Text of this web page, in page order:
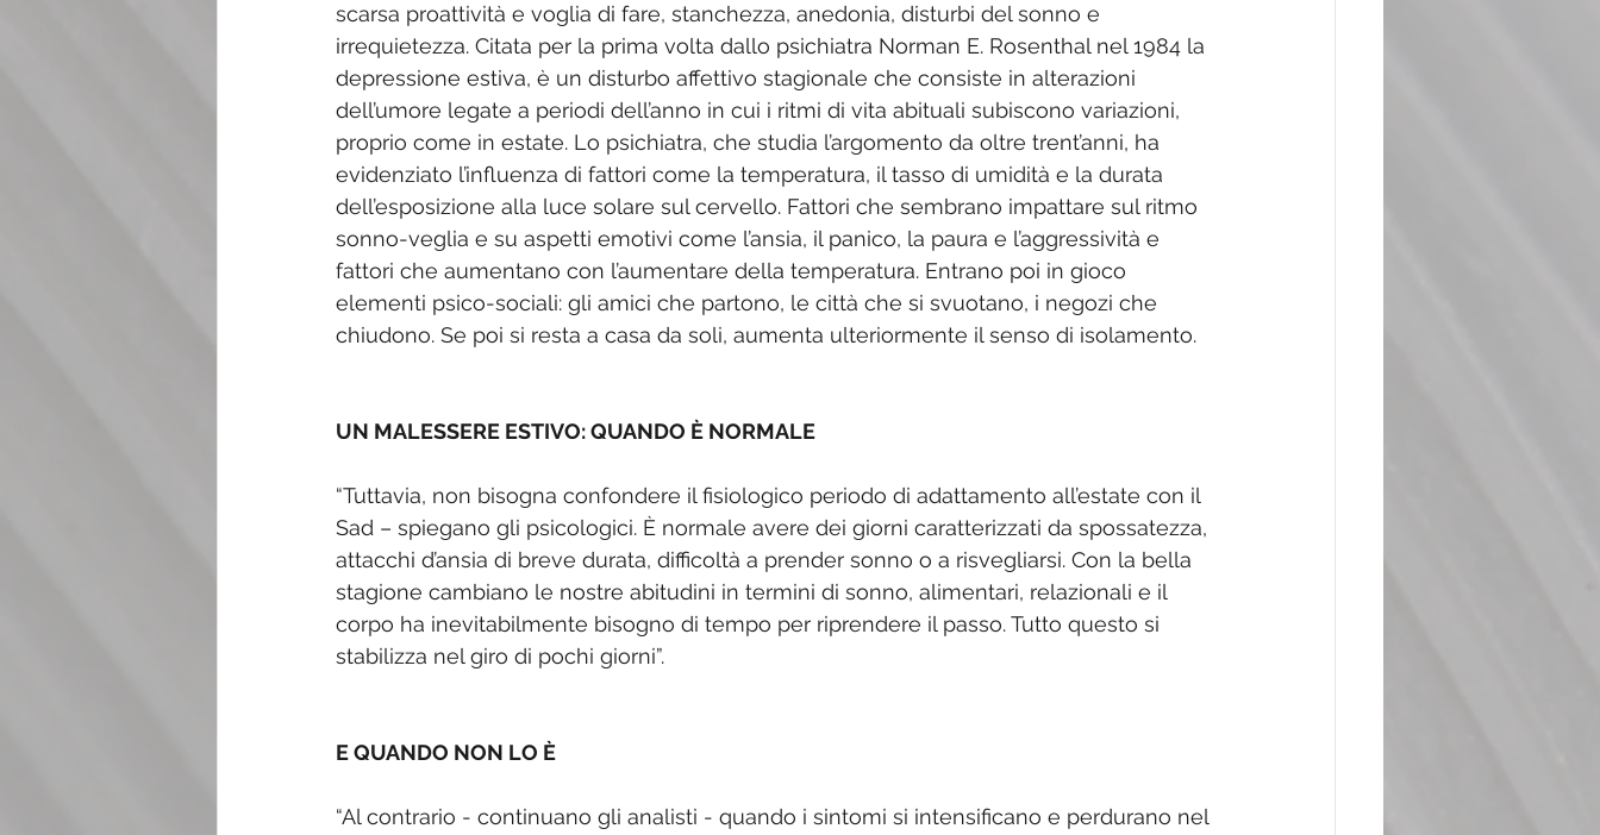
scarsa proattività e voglia di fare, stanchezza, anedonia, disturbi del sonno e
irrequietezza. Citata per la prima volta dallo psichiatra Norman E. Rosenthal nel 1984 la
depressione estiva, è un disturbo affettivo stagionale che consiste in alterazioni
dell’umore legate a periodi dell’anno in cui i ritmi di vita abituali subiscono variazioni,
proprio come in estate. Lo psichiatra, che studia l’argomento da oltre trent’anni, ha
evidenziato l’influenza di fattori come la temperatura, il tasso di umidità e la durata
dell’esposizione alla luce solare sul cervello. Fattori che sembrano impattare sul ritmo
sonno-veglia e su aspetti emotivi come l’ansia, il panico, la paura e l’aggressività e
fattori che aumentano con l’aumentare della temperatura. Entrano poi in gioco
elementi psico-sociali: gli amici che partono, le città che si svuotano, i negozi che
chiudono. Se poi si resta a casa da soli, aumenta ulteriormente il senso di isolamento.
UN MALESSERE ESTIVO: QUANDO È NORMALE
“Tuttavia, non bisogna confondere il fisiologico periodo di adattamento all’estate con il
Sad – spiegano gli psicologici. È normale avere dei giorni caratterizzati da spossatezza,
attacchi d’ansia di breve durata, difficoltà a prender sonno o a risvegliarsi. Con la bella
stagione cambiano le nostre abitudini in termini di sonno, alimentari, relazionali e il
corpo ha inevitabilmente bisogno di tempo per riprendere il passo. Tutto questo si
stabilizza nel giro di pochi giorni”.
E QUANDO NON LO È
“Al contrario - continuano gli analisti - quando i sintomi si intensificano e perdurano nel